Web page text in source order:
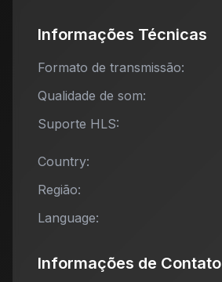
Informações Técnicas
Formato de transmissão:
Qualidade de som:
Suporte HLS:
Country:
Região:
Language:
Informações de Contato